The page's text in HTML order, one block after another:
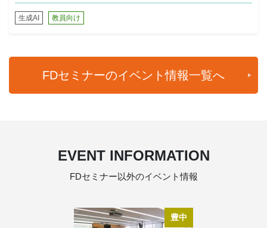
生成AI 教員向け
FDセミナーのイベント情報一覧へ
EVENT INFORMATION
FDセミナー以外のイベント情報
豊中